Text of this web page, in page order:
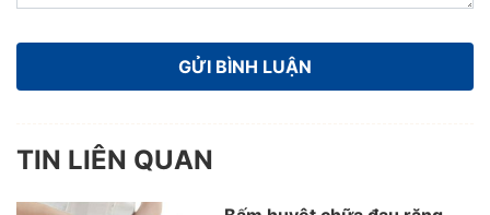
TIN LIÊN QUAN